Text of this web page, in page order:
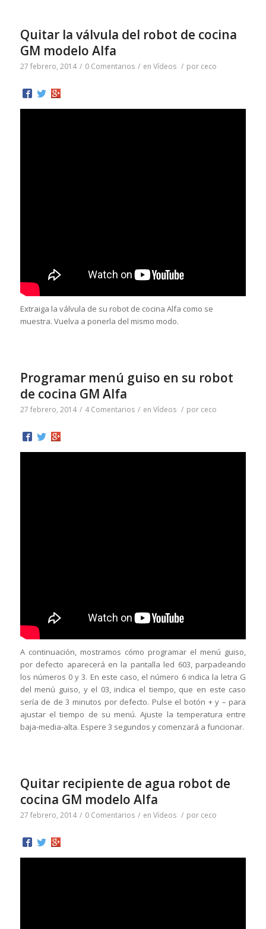
Quitar la válvula del robot de cocina
GM modelo Alfa
27 febrero, 2014 / 0 Comentarios / en Vídeos / por ceco
Extraiga la válvula de su robot de cocina Alfa como se
muestra. Vuelva a ponerla del mismo modo.
Programar menú guiso en su robot
de cocina GM Alfa
27 febrero, 2014 / 4 Comentarios / en Vídeos / por ceco
A continuación, mostramos cómo programar el menú guiso,
por defecto aparecerá en la pantalla led 603, parpadeando
los números 0 y 3. En este caso, el número 6 indica la letra G
del menú guiso, y el 03, indica el tiempo, que en este caso
sería de de 3 minutos por defecto. Pulse el botón + y – para
ajustar el tiempo de su menú. Ajuste la temperatura entre
baja-media-alta. Espere 3 segundos y comenzará a funcionar.
Quitar recipiente de agua robot de
cocina GM modelo Alfa
27 febrero, 2014 / 0 Comentarios / en Vídeos / por ceco